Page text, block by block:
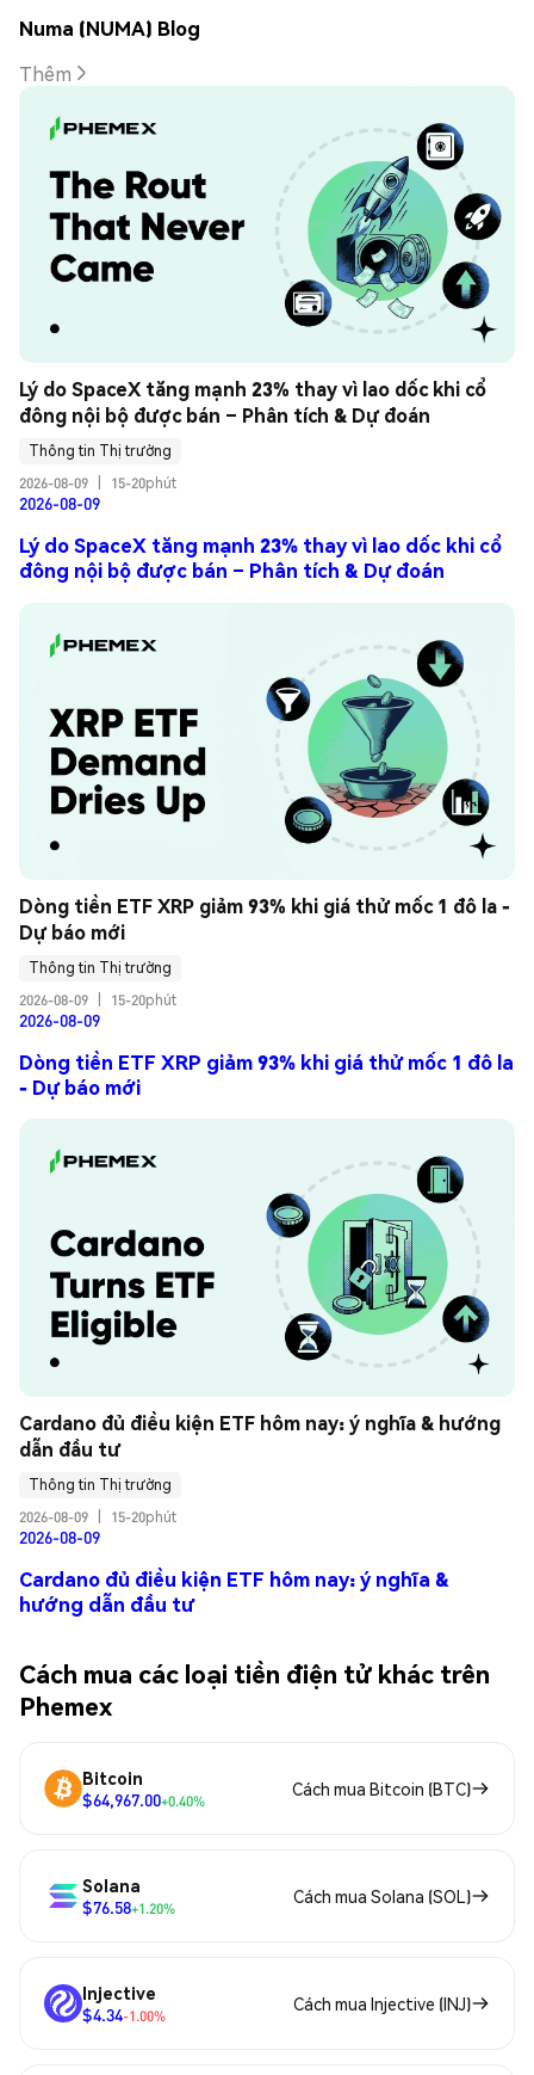
Numa (NUMA) Blog
Thêm
Lý do SpaceX tăng mạnh 23% thay vì lao dốc khi cổ
đông nội bộ được bán – Phân tích & Dự đoán
Thông tin Thị trường
2026-08-09
15-20phút
2026-08-09
Lý do SpaceX tăng mạnh 23% thay vì lao dốc khi cổ
đông nội bộ được bán – Phân tích & Dự đoán
Dòng tiền ETF XRP giảm 93% khi giá thử mốc 1 đô la -
Dự báo mới
Thông tin Thị trường
2026-08-09
15-20phút
2026-08-09
Dòng tiền ETF XRP giảm 93% khi giá thử mốc 1 đô la
- Dự báo mới
Cardano đủ điều kiện ETF hôm nay: ý nghĩa & hướng
dẫn đầu tư
Thông tin Thị trường
2026-08-09
15-20phút
2026-08-09
Cardano đủ điều kiện ETF hôm nay: ý nghĩa &
hướng dẫn đầu tư
Cách mua các loại tiền điện tử khác trên
Phemex
Bitcoin
$64,967.00+0.40%
Cách mua Bitcoin (BTC)
Solana
$76.58+1.20%
Cách mua Solana (SOL)
Injective
$4.34-1.00%
Cách mua Injective (INJ)